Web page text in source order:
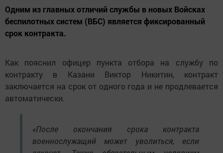
Одним из главных отличий службы в новых Войсках
беспилотных систем (ВБС) является фиксированный
срок контракта.
Как пояснил офицер пункта отбора на службу по
контракту в Казани Виктор Никитин, контракт
заключается на срок от одного года и не продлевается
автоматически.
«После окончания срока контракта
военнослужащий может уволиться, если